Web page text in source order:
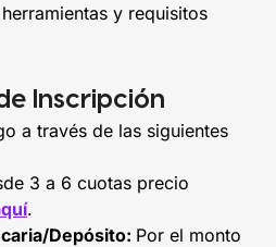
y requisitos
Inscripción
a través de las siguientes
3 a 6 cuotas precio
.
Depósito: Por el monto